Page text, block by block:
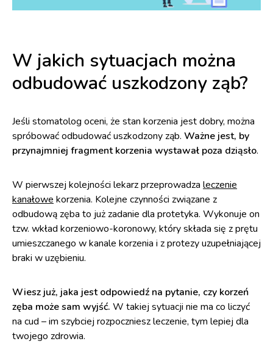
W jakich sytuacjach można
odbudować uszkodzony ząb?
Jeśli stomatolog oceni, że stan korzenia jest dobry, można
spróbować odbudować uszkodzony ząb. Ważne jest, by
przynajmniej fragment korzenia wystawał poza dziąsło.
W pierwszej kolejności lekarz przeprowadza leczenie
kanałowe korzenia. Kolejne czynności związane z
odbudową zęba to już zadanie dla protetyka. Wykonuje on
tzw. wkład korzeniowo-koronowy, który składa się z prętu
umieszczanego w kanale korzenia i z protezy uzupełniającej
braki w uzębieniu.
Wiesz już, jaka jest odpowiedź na pytanie, czy korzeń
zęba może sam wyjść. W takiej sytuacji nie ma co liczyć
na cud – im szybciej rozpoczniesz leczenie, tym lepiej dla
twojego zdrowia.